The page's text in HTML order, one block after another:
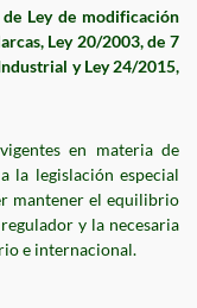
Ley de modificación
Ley 20/2003, de 7
y Ley 24/2015,
en materia de
la legislación especial
mantener el equilibrio
y la necesaria
e internacional.